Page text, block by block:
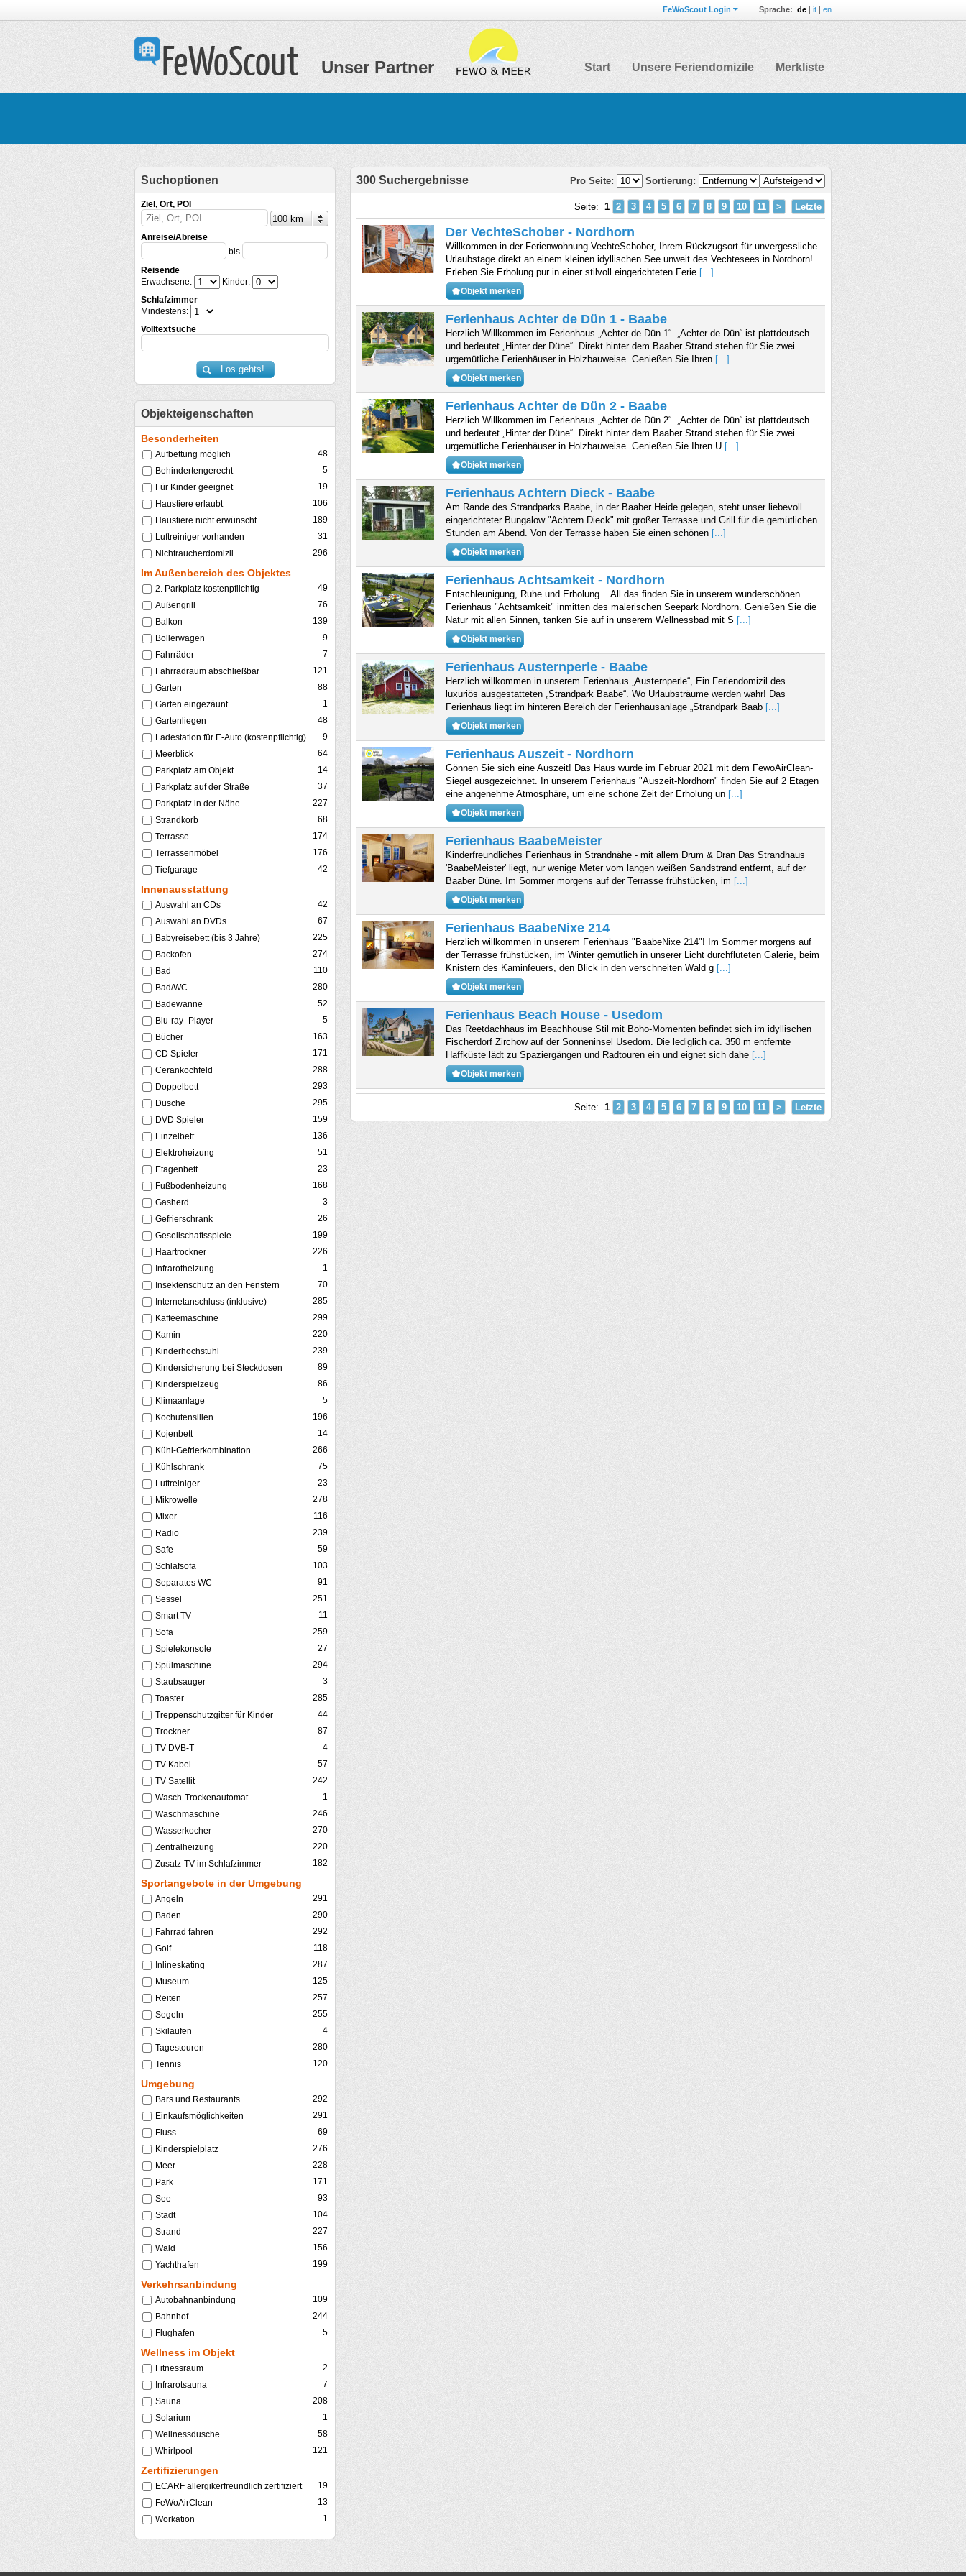
Unser Partner Start Unsere Feriendomizile Merkliste
Sprache: de | it | en
FeWoScout Login
Suchoptionen
Ziel, Ort, POI
Anreise/Abreise
bis
Reisende
Erwachsene:
Kinder:
Schlafzimmer
Mindestens:
Volltextsuche
Objekteigenschaften
Besonderheiten
Aufbettung möglich
48
Behindertengerecht
5
Für Kinder geeignet
19
Haustiere erlaubt
106
Haustiere nicht erwünscht
189
Luftreiniger vorhanden
31
Nichtraucherdomizil
296
Im Außenbereich des Objektes
2. Parkplatz kostenpflichtig
49
Außengrill
76
Balkon
139
Bollerwagen
9
Fahrräder
7
Fahrradraum abschließbar
121
Garten
88
Garten eingezäunt
1
Gartenliegen
48
Ladestation für E-Auto (kostenpflichtig)
9
Meerblick
64
Parkplatz am Objekt
14
Parkplatz auf der Straße
37
Parkplatz in der Nähe
227
Strandkorb
68
Terrasse
174
Terrassenmöbel
176
Tiefgarage
42
Innenausstattung
Auswahl an CDs
42
Auswahl an DVDs
67
Babyreisebett (bis 3 Jahre)
225
Backofen
274
Bad
110
Bad/WC
280
Badewanne
52
Blu-ray- Player
5
Bücher
163
CD Spieler
171
Cerankochfeld
288
Doppelbett
293
Dusche
295
DVD Spieler
159
Einzelbett
136
Elektroheizung
51
Etagenbett
23
Fußbodenheizung
168
Gasherd
3
Gefrierschrank
26
Gesellschaftsspiele
199
Haartrockner
226
Infrarotheizung
1
Insektenschutz an den Fenstern
70
Internetanschluss (inklusive)
285
Kaffeemaschine
299
Kamin
220
Kinderhochstuhl
239
Kindersicherung bei Steckdosen
89
Kinderspielzeug
86
Klimaanlage
5
Kochutensilien
196
Kojenbett
14
Kühl-Gefrierkombination
266
Kühlschrank
75
Luftreiniger
23
Mikrowelle
278
Mixer
116
Radio
239
Safe
59
Schlafsofa
103
Separates WC
91
Sessel
251
Smart TV
11
Sofa
259
Spielekonsole
27
Spülmaschine
294
Staubsauger
3
Toaster
285
Treppenschutzgitter für Kinder
44
Trockner
87
TV DVB-T
4
TV Kabel
57
TV Satellit
242
Wasch-Trockenautomat
1
Waschmaschine
246
Wasserkocher
270
Zentralheizung
220
Zusatz-TV im Schlafzimmer
182
Sportangebote in der Umgebung
Angeln
291
Baden
290
Fahrrad fahren
292
Golf
118
Inlineskating
287
Museum
125
Reiten
257
Segeln
255
Skilaufen
4
Tagestouren
280
Tennis
120
Umgebung
Bars und Restaurants
292
Einkaufsmöglichkeiten
291
Fluss
69
Kinderspielplatz
276
Meer
228
Park
171
See
93
Stadt
104
Strand
227
Wald
156
Yachthafen
199
Verkehrsanbindung
Autobahnanbindung
109
Bahnhof
244
Flughafen
5
Wellness im Objekt
Fitnessraum
2
Infrarotsauna
7
Sauna
208
Solarium
1
Wellnessdusche
58
Whirlpool
121
Zertifizierungen
ECARF allergikerfreundlich zertifiziert
19
FeWoAirClean
13
Workation
1
300 Suchergebnisse Pro Seite: Sortierung:
Seite: 1 2 3 4 5 6 7 8 9 10 11 > Letzte
Der VechteSchober - Nordhorn
Willkommen in der Ferienwohnung VechteSchober, Ihrem Rückzugsort für unvergessliche
Urlaubstage direkt an einem kleinen idyllischen See unweit des Vechtesees in Nordhorn!
Erleben Sie Erholung pur in einer stilvoll eingerichteten Ferie [...]
Objekt merken
Ferienhaus Achter de Dün 1 - Baabe
Herzlich Willkommen im Ferienhaus „Achter de Dün 1“. „Achter de Dün“ ist plattdeutsch
und bedeutet „Hinter der Düne“. Direkt hinter dem Baaber Strand stehen für Sie zwei
urgemütliche Ferienhäuser in Holzbauweise. Genießen Sie Ihren [...]
Objekt merken
Ferienhaus Achter de Dün 2 - Baabe
Herzlich Willkommen im Ferienhaus „Achter de Dün 2“. „Achter de Dün“ ist plattdeutsch
und bedeutet „Hinter der Düne“. Direkt hinter dem Baaber Strand stehen für Sie zwei
urgemütliche Ferienhäuser in Holzbauweise. Genießen Sie Ihren U [...]
Objekt merken
Ferienhaus Achtern Dieck - Baabe
Am Rande des Strandparks Baabe, in der Baaber Heide gelegen, steht unser liebevoll
eingerichteter Bungalow "Achtern Dieck" mit großer Terrasse und Grill für die gemütlichen
Stunden am Abend. Von der Terrasse haben Sie einen schönen [...]
Objekt merken
Ferienhaus Achtsamkeit - Nordhorn
Entschleunigung, Ruhe und Erholung... All das finden Sie in unserem wunderschönen
Ferienhaus "Achtsamkeit" inmitten des malerischen Seepark Nordhorn. Genießen Sie die
Natur mit allen Sinnen, tanken Sie auf in unserem Wellnessbad mit S [...]
Objekt merken
Ferienhaus Austernperle - Baabe
Herzlich willkommen in unserem Ferienhaus „Austernperle“, Ein Feriendomizil des
luxuriös ausgestatteten „Strandpark Baabe“. Wo Urlaubsträume werden wahr! Das
Ferienhaus liegt im hinteren Bereich der Ferienhausanlage „Strandpark Baab [...]
Objekt merken
Ferienhaus Auszeit - Nordhorn
Gönnen Sie sich eine Auszeit! Das Haus wurde im Februar 2021 mit dem FewoAirClean-
Siegel ausgezeichnet. In unserem Ferienhaus "Auszeit-Nordhorn" finden Sie auf 2 Etagen
eine angenehme Atmosphäre, um eine schöne Zeit der Erholung un [...]
Objekt merken
Ferienhaus BaabeMeister
Kinderfreundliches Ferienhaus in Strandnähe - mit allem Drum & Dran Das Strandhaus
'BaabeMeister' liegt, nur wenige Meter vom langen weißen Sandstrand entfernt, auf der
Baaber Düne. Im Sommer morgens auf der Terrasse frühstücken, im [...]
Objekt merken
Ferienhaus BaabeNixe 214
Herzlich willkommen in unserem Ferienhaus "BaabeNixe 214"! Im Sommer morgens auf
der Terrasse frühstücken, im Winter gemütlich in unserer Licht durchfluteten Galerie, beim
Knistern des Kaminfeuers, den Blick in den verschneiten Wald g [...]
Objekt merken
Ferienhaus Beach House - Usedom
Das Reetdachhaus im Beachhouse Stil mit Boho-Momenten befindet sich im idyllischen
Fischerdorf Zirchow auf der Sonneninsel Usedom. Die lediglich ca. 350 m entfernte
Haffküste lädt zu Spaziergängen und Radtouren ein und eignet sich dahe [...]
Objekt merken
Seite: 1 2 3 4 5 6 7 8 9 10 11 > Letzte